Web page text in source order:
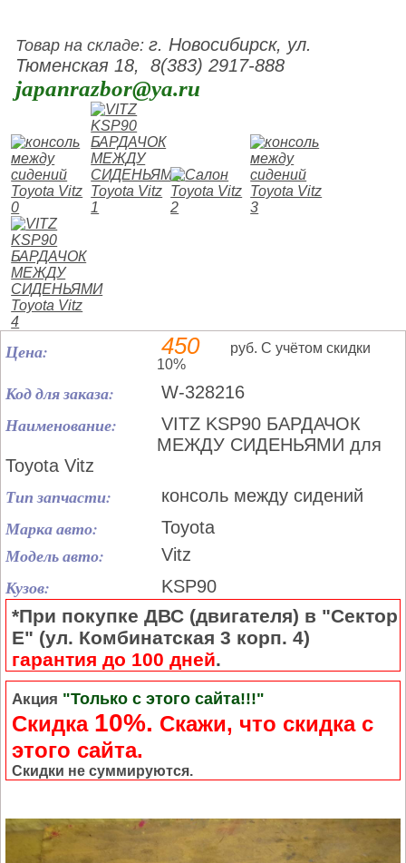
Товар на складе:г. Новосибирск, ул.
Тюменская 18, 8(383) 2917-888
japanrazbor@ya.ru
Цена: 450
руб. С учётом скидки
10%
Код для заказа: W-328216
Наименование:
VITZ KSP90 БАРДАЧОК
МЕЖДУ СИДЕНЬЯМИ для
Toyota Vitz
Тип запчасти: консоль между сидений
Марка авто: Toyota
Модель авто: Vitz
Кузов: KSP90
*При покупке ДВС (двигателя) в "Сектор
Е" (ул. Комбинатская 3 корп. 4)
гарантия до 100 дней.
Акция "Только с этого сайта!!!"
Скидка 10%. Cкажи, что скидка с
этого сайта.
Скидки не суммируются.